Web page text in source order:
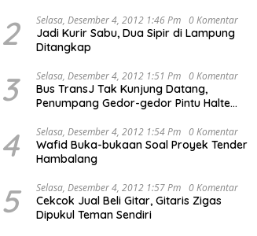
2 Selasa, Desember 4, 2012 1:46 Pm 0 Komentar
Jadi Kurir Sabu, Dua Sipir di Lampung
Ditangkap
3 Selasa, Desember 4, 2012 1:51 Pm 0 Komentar
Bus TransJ Tak Kunjung Datang,
Penumpang Gedor-gedor Pintu Halte
4 Selasa, Desember 4, 2012 1:54 Pm 0 Komentar
Wafid Buka-bukaan Soal Proyek Tender
Hambalang
5 Selasa, Desember 4, 2012 1:57 Pm 0 Komentar
Cekcok Jual Beli Gitar, Gitaris Zigas
Dipukul Teman Sendiri